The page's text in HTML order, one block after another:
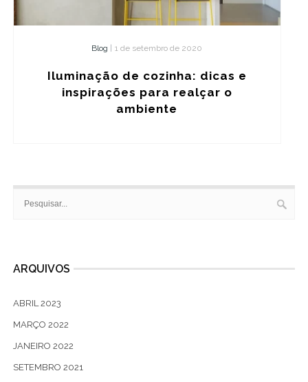
Blog | 1 de setembro de 2020
Iluminação de cozinha: dicas e
inspirações para realçar o
ambiente
ARQUIVOS
ABRIL 2023
MARÇO 2022
JANEIRO 2022
SETEMBRO 2021